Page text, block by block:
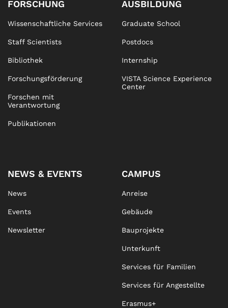
FORSCHUNG
Wissenschaftliche Services
Staff Scientists
Bibliothek
Forschungsförderung
Forschen mit
Verantwortung
Publikationen
AUSBILDUNG
Graduate School
Postdocs
Internship
VISTA Science Experience
Center
NEWS & EVENTS
News
Events
Newsletter
CAMPUS
Anreise
Gebäude
Bauprojekte
Unterkunft
Services für Familien
Services für Angestellte
Erasmus+